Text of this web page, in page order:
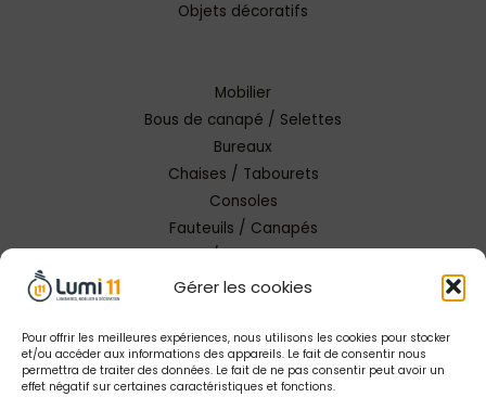
Gérer les cookies
Pour offrir les meilleures expériences, nous utilisons les cookies pour stocker
et/ou accéder aux informations des appareils. Le fait de consentir nous
permettra de traiter des données. Le fait de ne pas consentir peut avoir un
effet négatif sur certaines caractéristiques et fonctions.
Objets décoratifs
Mobilier
Bous de canapé / Selettes
Bureaux
Chaises / Tabourets
Consoles
Fauteuils / Canapés
Tables / Tables basses